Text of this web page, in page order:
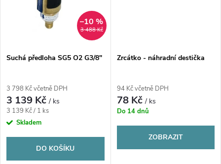
3 488 Kč
–10 %
Suchá předloha SG5 O2 G3/8"
3 798 Kč včetně DPH
3 139 Kč/ ks
Měrná
cena:
3 139 Kč / 1 ks
Skladem
DO KOŠÍKU
Zrcátko - náhradní destička
94 Kč včetně DPH
78 Kč/ ks
Do 14 dnů
ZOBRAZIT